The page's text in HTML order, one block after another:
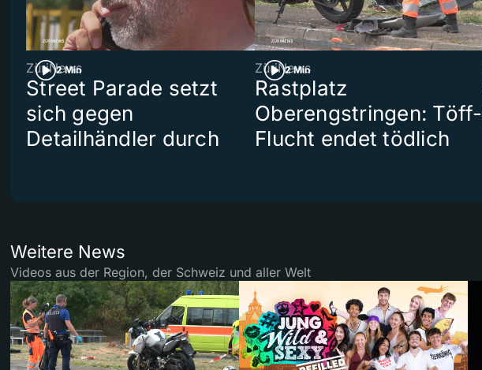
2 Min
ZüriNews
Street Parade setzt
sich gegen
Detailhändler durch
2 Min
ZüriNews
Rastplatz
Oberengstringen: Töff-
Flucht endet tödlich
Weitere News
Videos aus der Region, der Schweiz und aller Welt